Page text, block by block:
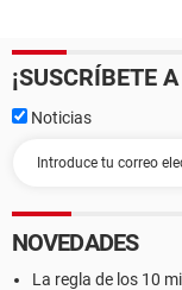
¡SUSCRÍBETE
Noticias
NOVEDADES
La regla de los 10